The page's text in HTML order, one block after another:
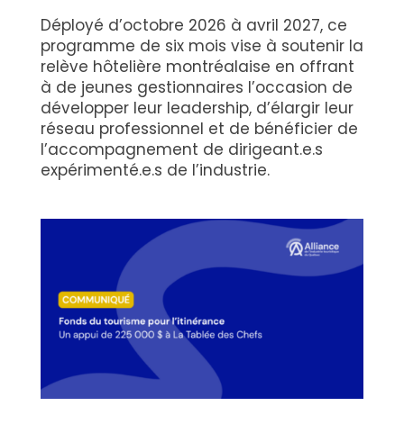
Déployé d’octobre 2026 à avril 2027, ce
programme de six mois vise à soutenir la
relève hôtelière montréalaise en offrant
à de jeunes gestionnaires l’occasion de
développer leur leadership, d’élargir leur
réseau professionnel et de bénéficier de
l’accompagnement de dirigeant.e.s
expérimenté.e.s de l’industrie.